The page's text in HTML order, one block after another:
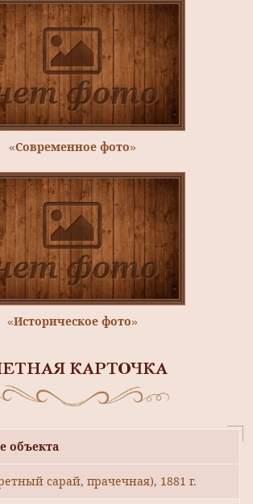
«Современное фото»
«Историческое фото»
КАРТОЧКА
объекта
сарай, прачечная), 1881 г.